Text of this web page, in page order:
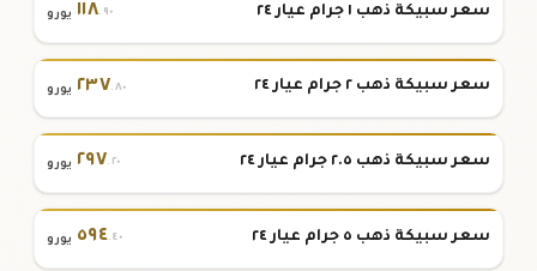
سعر سبيكة ذهب ١ جرام عيار ٢٤ ١١٨.٩٠ يورو
سعر سبيكة ذهب ٢ جرام عيار ٢٤ ٢٣٧.٨٠ يورو
سعر سبيكة ذهب ٢.٥ جرام عيار ٢٤ ٢٩٧.٢٠ يورو
سعر سبيكة ذهب ٥ جرام عيار ٢٤ ٥٩٤.٤٠ يورو